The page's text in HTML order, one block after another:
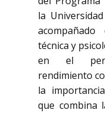
la
técnica y
en el
rendimiento
la
que combina